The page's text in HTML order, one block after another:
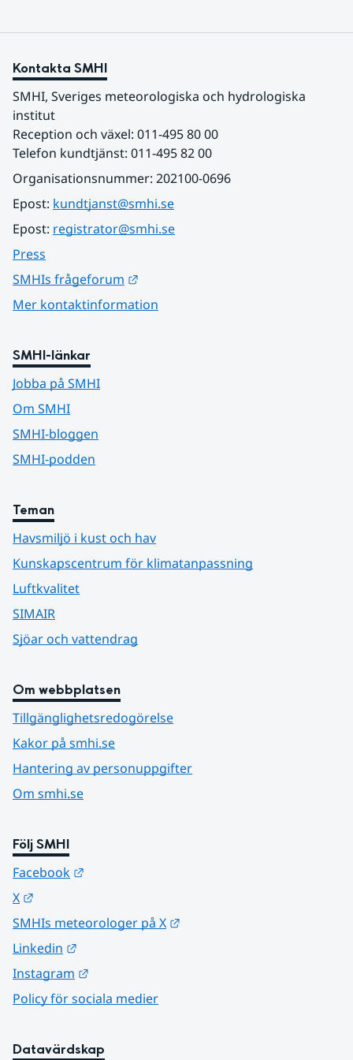
Kontakta SMHI
SMHI, Sveriges meteorologiska och hydrologiska
institut
Reception och växel: 011-495 80 00
Telefon kundtjänst: 011-495 82 00
Organisationsnummer: 202100-0696
Epost: kundtjanst@smhi.se
Epost: registrator@smhi.se
Press
SMHIs frågeforum
Mer kontaktinformation
SMHI-länkar
Jobba på SMHI
Om SMHI
SMHI-bloggen
SMHI-podden
Teman
Havsmiljö i kust och hav
Kunskapscentrum för klimatanpassning
Luftkvalitet
SIMAIR
Sjöar och vattendrag
Om webbplatsen
Tillgänglighetsredogörelse
Kakor på smhi.se
Hantering av personuppgifter
Om smhi.se
Följ SMHI
Facebook
X
SMHIs meteorologer på X
Linkedin
Instagram
Policy för sociala medier
Datavärdskap